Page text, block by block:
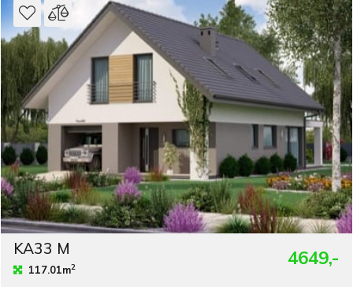
KA33 M
117.01m2 4649,-